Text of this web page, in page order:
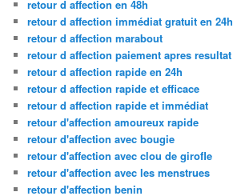
retour d affection en 48h
retour d affection immédiat gratuit en 24h
retour d affection marabout
retour d affection paiement apres resultat
retour d affection rapide en 24h
retour d affection rapide et efficace
retour d affection rapide et immédiat
retour d'affection amoureux rapide
retour d'affection avec bougie
retour d'affection avec clou de girofle
retour d'affection avec les menstrues
retour d'affection benin